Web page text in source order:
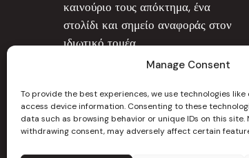
Manage Consent
To provide the best experiences, we use technologies
access device information. Consenting to these
data such as browsing behavior or unique IDs on this site.
withdrawing consent, may adversely affect certain
καινούριο τους απόκτημα, ένα
στολίδι και σημείο αναφοράς στον
ιδιωτικό τομέα.